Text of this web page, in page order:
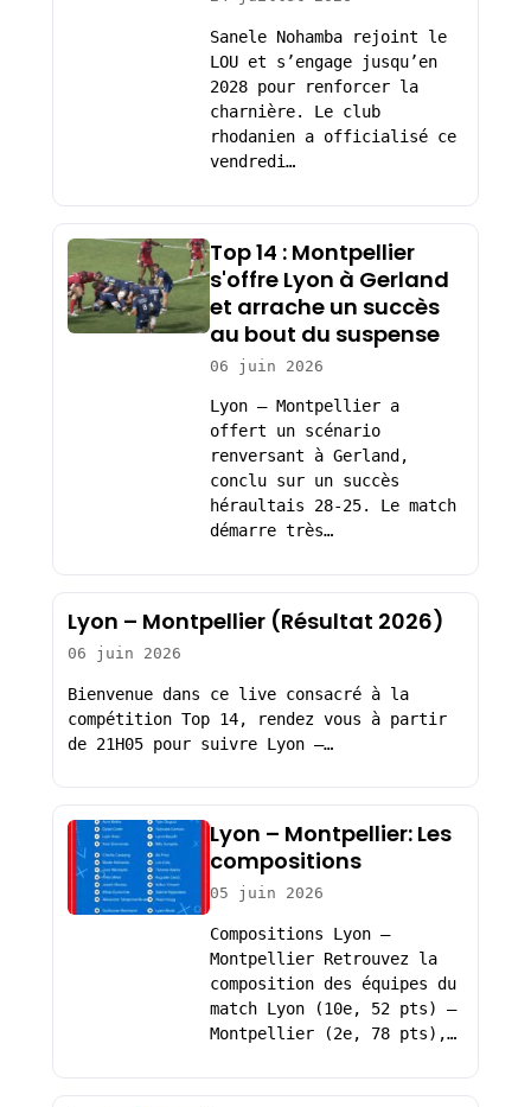
Sanele Nohamba rejoint le
LOU et s’engage jusqu’en
2028 pour renforcer la
charnière. Le club
rhodanien a officialisé ce
vendredi…
Top 14 : Montpellier
s'offre Lyon à Gerland
et arrache un succès
au bout du suspense
06 juin 2026
Lyon – Montpellier a
offert un scénario
renversant à Gerland,
conclu sur un succès
héraultais 28-25. Le match
démarre très…
Lyon – Montpellier (Résultat 2026)
06 juin 2026
Bienvenue dans ce live consacré à la
compétition Top 14, rendez vous à partir
de 21H05 pour suivre Lyon –…
Lyon – Montpellier: Les
compositions
05 juin 2026
Compositions Lyon –
Montpellier Retrouvez la
composition des équipes du
match Lyon (10e, 52 pts) –
Montpellier (2e, 78 pts),…